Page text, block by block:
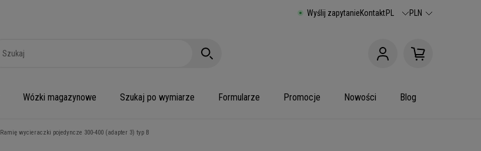
Wyślij zapytanieKontaktPL PLN
Wózki magazynowe Szukaj po wymiarze Formularze Promocje Nowości Blog
Ramię wycieraczki pojedyncze 300-400 (adapter 3) typ B